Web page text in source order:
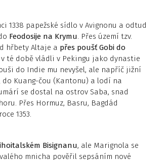
1338 papežské sídlo v Avignonu a odtud
Feodosije na Krymu. Přes území tzv.
hřbety Altaje a přes poušť Gobi do
v té době vládli v Pekingu jako dynastie
do Indie mu nevyšel, ale napříč jižní
do Kuang-čou (Kantonu) a lodí na
se dostal na ostrov Saba, snad
Přes Hormuz, Basru, Bagdád
1353.
Bi­signanu, ale Marignola se
mnicha pověřil sepsáním nové